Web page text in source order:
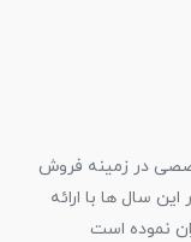
در زمینه فروش
آغاز نموده و در این سال ها با ارائه
نموده است